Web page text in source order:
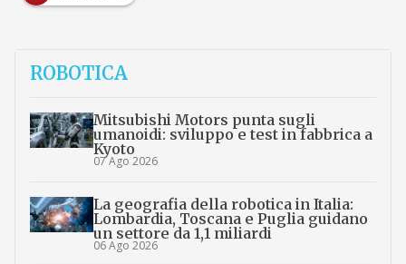
ROBOTICA
Mitsubishi Motors punta sugli
umanoidi: sviluppo e test in fabbrica a
Kyoto
07 Ago 2026
La geografia della robotica in Italia:
Lombardia, Toscana e Puglia guidano
un settore da 1,1 miliardi
06 Ago 2026